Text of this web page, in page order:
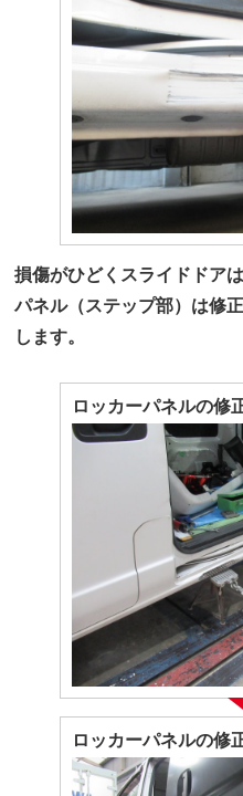
損傷がひどくスライドドア
パネル（ステップ部）は修
します。
ロッカーパネルの修
ロッカーパネルの修